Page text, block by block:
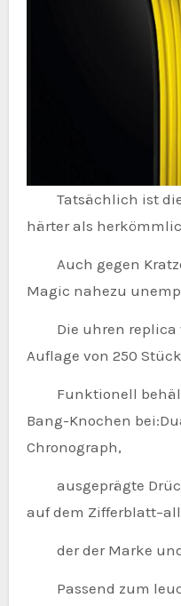
Tatsächlich ist die
härter als
Auch gegen
Magic nahezu
Die uhren replica
Auflage von 250
Funktionell behält
Bang-Knochen
Chronograph,
ausgeprägte
auf dem
der der Marke und
Passend zum